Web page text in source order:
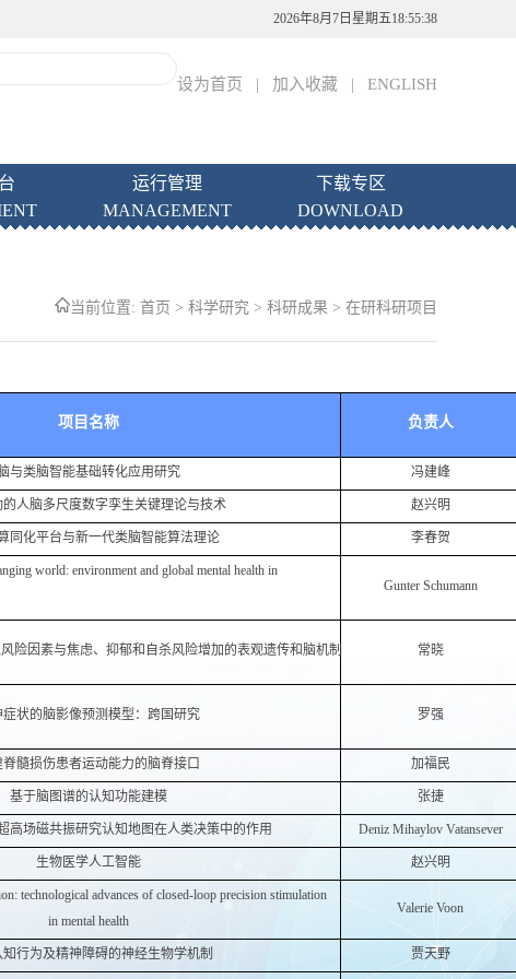
2026年8月7日星期五18:55:38
设为首页 | 加入收藏 | ENGLISH
运行管理
MANAGEMENT
下载专区
DOWNLOAD
当前位置: 首页 > 科学研究 > 科研成果 > 在研科研项目
项目名称 负责人
与类脑智能基础转化应用研究 冯建峰
人脑多尺度数字孪生关键理论与技术 赵兴明
同化平台与新一代类脑智能算法理论 李春贺
world: environment and global mental health in
Gunter Schumann
险因素与焦虑、抑郁和自杀风险增加的表观遗传和脑机制 常晓
症状的脑影像预测模型：跨国研究 罗强
脊髓损伤患者运动能力的脑脊接口 加福民
基于脑图谱的认知功能建模 张捷
高场磁共振研究认知地图在人类决策中的作用 Deniz Mihaylov Vatansever
生物医学人工智能 赵兴明
technological advances of closed-loop precision stimulation
in mental health
Valerie Voon
行为及精神障碍的神经生物学机制 贾天野